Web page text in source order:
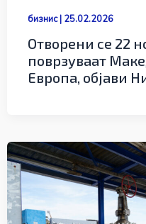
бизнис| 25.02.2026
Отворени се 22
поврзуваат
Европа, објави